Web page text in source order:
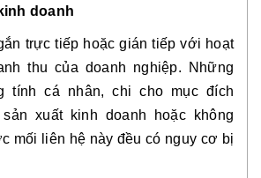
doanh
trực tiếp hoặc gián tiếp với hoạt
thu của doanh nghiệp. Những
tính cá nhân, chi cho mục đích
xuất kinh doanh hoặc không
mối liên hệ này đều có nguy cơ bị